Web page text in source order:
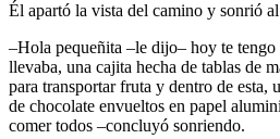
Él apartó la vista del camino y sonrió
–Hola pequeñita –le dijo– hoy te
llevaba, una cajita hecha de tablas de
para transportar fruta y dentro de esta,
de chocolate envueltos en papel
comer todos –concluyó sonriendo.